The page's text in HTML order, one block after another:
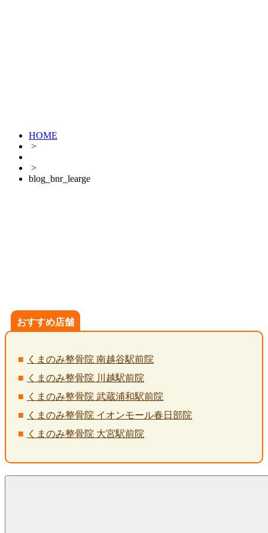
HOME
>
>
blog_bnr_learge
おすすめ店舗
くまのみ整骨院 南越谷駅前院
くまのみ整骨院 川越駅前院
くまのみ整骨院 武蔵浦和駅前院
くまのみ整骨院 イオンモール春日部院
くまのみ整骨院 大宮駅前院